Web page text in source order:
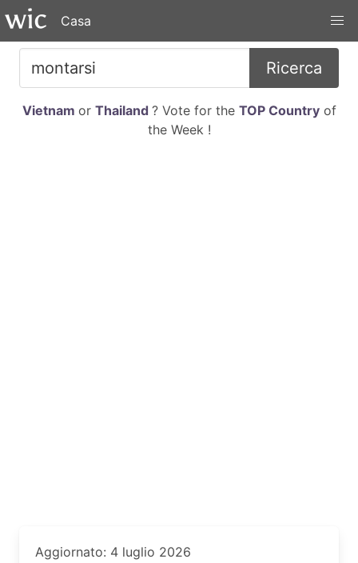
Casa
Ricerca
Vietnam or Thailand ? Vote for the TOP Countryof
the Week !
Aggiornato: 4 luglio 2026